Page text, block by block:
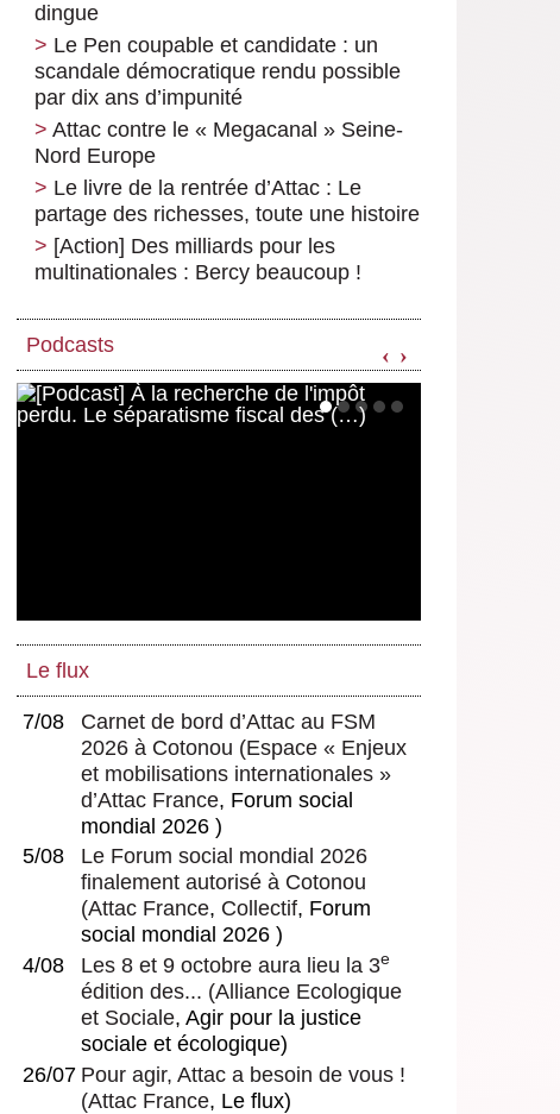
dingue
Le Pen coupable et candidate : un
scandale démocratique rendu possible
par dix ans d’impunité
Attac contre le « Megacanal » Seine-
Nord Europe
Le livre de la rentrée d’Attac : Le
partage des richesses, toute une histoire
[Action] Des milliards pour les
multinationales : Bercy beaucoup !
Podcasts ‹ ›
Le flux
7/08
Carnet de bord d’Attac au FSM
2026 à Cotonou (Espace « Enjeux
et mobilisations internationales »
d’Attac France, Forum social
mondial 2026 )
5/08
Le Forum social mondial 2026
finalement autorisé à Cotonou
(Attac France, Collectif, Forum
social mondial 2026 )
4/08
Les 8 et 9 octobre aura lieu la 3e
édition des... (Alliance Ecologique
et Sociale, Agir pour la justice
sociale et écologique)
26/07 Pour agir, Attac a besoin de vous !
(Attac France, Le flux)